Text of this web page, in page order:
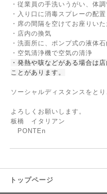
・従業員の手洗いうがい、体
・入り口に消毒スプレーの配置
・席の間隔を空けてお座りい
・店内の換気
・洗面所に、ポンプ式の液体
・空気清浄機で空気の清浄
・発熱や咳などがある場合は
ことがあります。
ソーシャルディスタンスをとり
よろしくお願いします。
板橋 イタリアン
PONTEn
トップページ